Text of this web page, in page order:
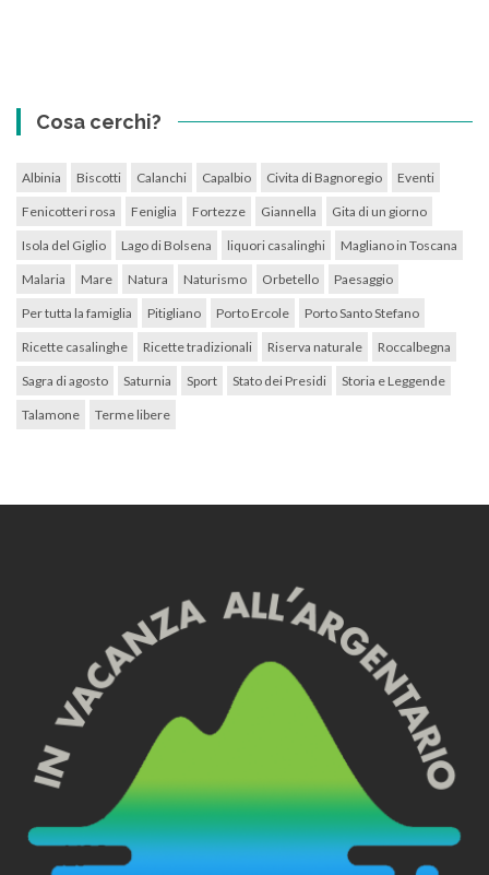
Cosa cerchi?
Albinia Biscotti Calanchi Capalbio Civita di Bagnoregio Eventi
Fenicotteri rosa Feniglia Fortezze Giannella Gita di un giorno
Isola del Giglio Lago di Bolsena liquori casalinghi Magliano in Toscana
Malaria Mare Natura Naturismo Orbetello Paesaggio
Per tutta la famiglia Pitigliano Porto Ercole Porto Santo Stefano
Ricette casalinghe Ricette tradizionali Riserva naturale Roccalbegna
Sagra di agosto Saturnia Sport Stato dei Presidi Storia e Leggende
Talamone Terme libere